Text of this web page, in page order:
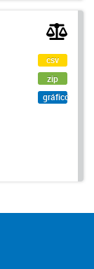
csv
zip
gráfico